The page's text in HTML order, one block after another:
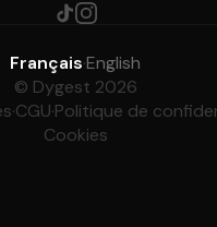
Français·English
© Dygest 2026
·CGU·Politique de
Cookies